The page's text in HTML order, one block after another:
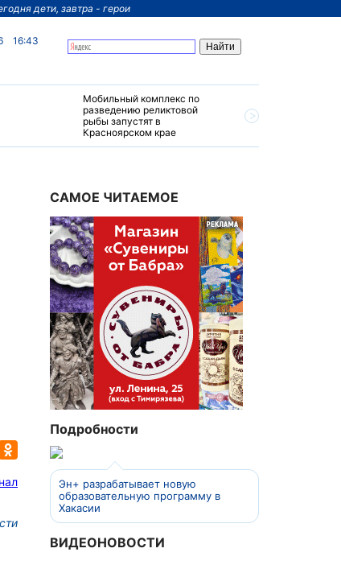
дети, завтра - герои
16:43
Мобильный комплекс по
разведению реликтовой
рыбы запустят в
Красноярском крае
САМОЕ ЧИТАЕМОЕ
Подробности
Эн+ разрабатывает новую
образовательную программу в
Хакасии
ВИДЕОНОВОСТИ